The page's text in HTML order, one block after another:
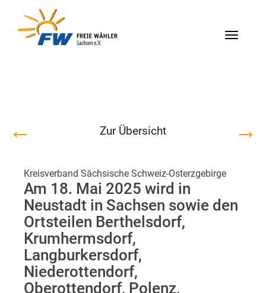
Menü
← Zur Übersicht →
Kreisverband Sächsische Schweiz-Osterzgebirge
Am 18. Mai 2025 wird in
Neustadt in Sachsen sowie den
Ortsteilen Berthelsdorf,
Krumhermsdorf,
Langburkersdorf,
Niederottendorf,
Oberottendorf, Polenz,